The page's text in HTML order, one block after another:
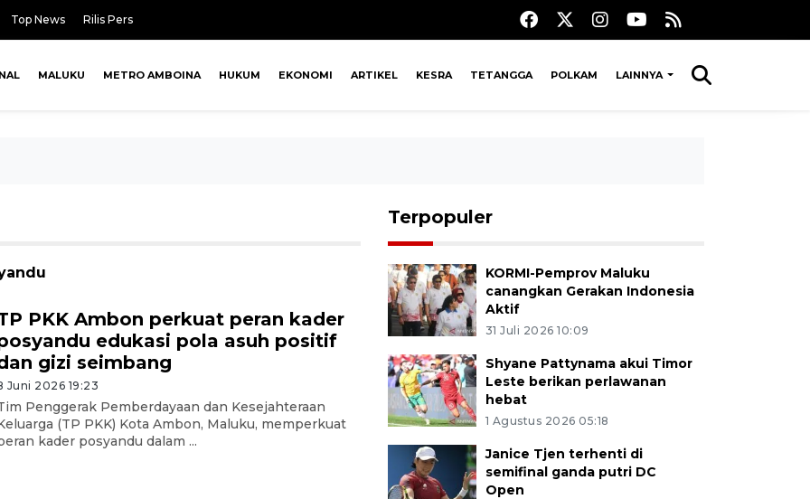
Top News Rilis Pers
MALUKU METRO AMBOINA HUKUM EKONOMI ARTIKEL KESRA TETANGGA POLKAM LAINNYA
PKK Ambon perkuat peran kader
edukasi pola asuh positif
gizi seimbang
Juni 2026 19:23
Penggerak Pemberdayaan dan Kesejahteraan
(TP PKK) Kota Ambon, Maluku, memperkuat
kader posyandu dalam ...
Terpopuler
KORMI-Pemprov Maluku
canangkan Gerakan Indonesia
Aktif
31 Juli 2026 10:09
Shyane Pattynama akui Timor
Leste berikan perlawanan
hebat
1 Agustus 2026 05:18
Janice Tjen terhenti di
semifinal ganda putri DC
Open